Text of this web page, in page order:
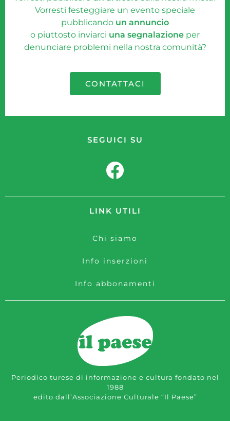
Vorresti festeggiare un evento speciale
pubblicando un annuncio
o piuttosto inviarci una segnalazione per
denunciare problemi nella nostra comunità?
CONTATTACI
Periodico turese di informazione e cultura fondato nel
1988
edito dall’Associazione Culturale “Il Paese”
LINK UTILI
Chi siamo
Info inserzioni
Info abbonamenti
SEGUICI SU